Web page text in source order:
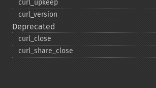
curl_​upkeep
curl_​version
Deprecated
curl_​close
curl_​share_​close